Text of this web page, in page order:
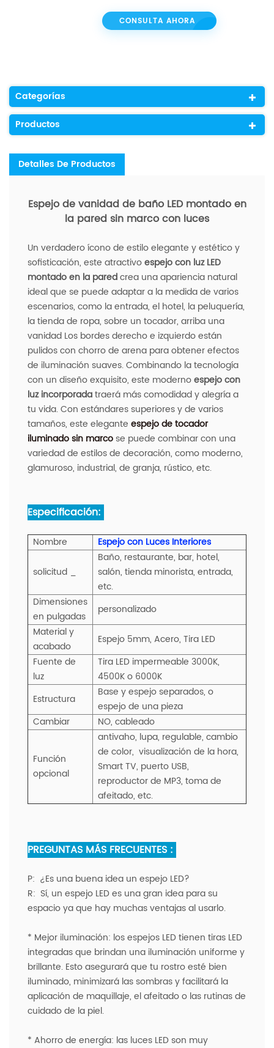
CONSULTA AHORA
Categorías
Productos
Detalles De Productos
Espejo de vanidad de baño LED montado en
la pared sin marco con luces
Un verdadero ícono de estilo elegante y estético y
sofisticación, este atractivoespejo con luz LED
montado en la paredcrea una apariencia natural
ideal que se puede adaptar a la medida de varios
escenarios, como la entrada, el hotel, la peluquería,
la tienda de ropa, sobre un tocador, arriba una
vanidad Los bordes derecho e izquierdo están
pulidos con chorro de arena para obtener efectos
de iluminación suaves. Combinando la tecnología
con un diseño exquisito, este modernoespejo con
luz incorporadatraerá más comodidad y alegría a
tu vida. Con estándares superiores y de varios
tamaños, este elegante espejo de tocador
iluminado sin marcose puede combinar con una
variedad de estilos de decoración, como moderno,
glamuroso, industrial, de granja, rústico, etc.
Especificación:
Nombre Espejo con Luces Interiores
solicitud _
Baño, restaurante, bar, hotel,
salón, tienda minorista, entrada,
etc.
Dimensiones
en pulgadas
personalizado
Material y
acabado
Espejo 5mm, Acero, Tira LED
Fuente de
luz
Tira LED impermeable 3000K,
4500K o 6000K
Estructura
Base y espejo separados, o
espejo de una pieza
Cambiar
NO, cableado
Función
opcional
antivaho, lupa, regulable, cambio
de color, visualización de la hora,
Smart TV, puerto USB,
reproductor de MP3, toma de
afeitado, etc.
PREGUNTAS MÁS FRECUENTES :
P: ¿Es una buena idea un espejo LED?
R: Sí, un espejo LED es una gran idea para su
espacio ya que hay muchas ventajas al usarlo.
* Mejor iluminación: los espejos LED tienen tiras LED
integradas que brindan una iluminación uniforme y
brillante. Esto asegurará que tu rostro esté bien
iluminado, minimizará las sombras y facilitará la
aplicación de maquillaje, el afeitado o las rutinas de
cuidado de la piel.
* Ahorro de energía: las luces LED son muy